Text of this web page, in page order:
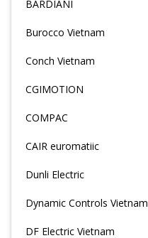
BARDIANI
Burocco Vietnam
Conch Vietnam
CGIMOTION
COMPAC
CAIR euromatiic
Dunli Electric
Dynamic Controls Vietnam
DF Electric Vietnam